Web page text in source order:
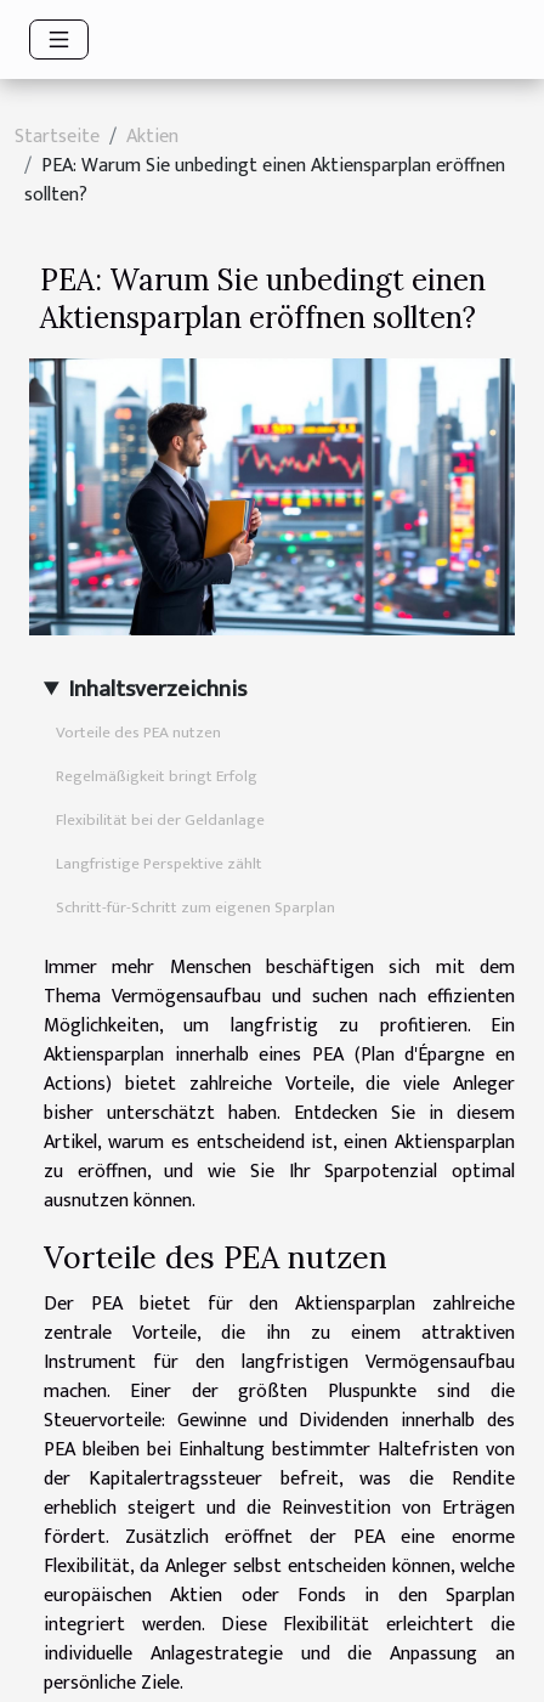
Startseite
Aktien
PEA: Warum Sie unbedingt einen Aktiensparplan eröffnen
sollten?
PEA: Warum Sie unbedingt einen
Aktiensparplan eröffnen sollten?
Inhaltsverzeichnis
Vorteile des PEA nutzen
Regelmäßigkeit bringt Erfolg
Flexibilität bei der Geldanlage
Langfristige Perspektive zählt
Schritt-für-Schritt zum eigenen Sparplan
Immer mehr Menschen beschäftigen sich mit dem
Thema Vermögensaufbau und suchen nach effizienten
Möglichkeiten, um langfristig zu profitieren. Ein
Aktiensparplan innerhalb eines PEA (Plan d'Épargne en
Actions) bietet zahlreiche Vorteile, die viele Anleger
bisher unterschätzt haben. Entdecken Sie in diesem
Artikel, warum es entscheidend ist, einen Aktiensparplan
zu eröffnen, und wie Sie Ihr Sparpotenzial optimal
ausnutzen können.
Vorteile des PEA nutzen
Der PEA bietet für den Aktiensparplan zahlreiche
zentrale Vorteile, die ihn zu einem attraktiven
Instrument für den langfristigen Vermögensaufbau
machen. Einer der größten Pluspunkte sind die
Steuervorteile: Gewinne und Dividenden innerhalb des
PEA bleiben bei Einhaltung bestimmter Haltefristen von
der Kapitalertragssteuer befreit, was die Rendite
erheblich steigert und die Reinvestition von Erträgen
fördert. Zusätzlich eröffnet der PEA eine enorme
Flexibilität, da Anleger selbst entscheiden können, welche
europäischen Aktien oder Fonds in den Sparplan
integriert werden. Diese Flexibilität erleichtert die
individuelle Anlagestrategie und die Anpassung an
persönliche Ziele.